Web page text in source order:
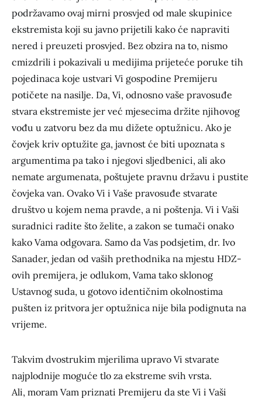
podržavamo ovaj mirni prosvjed od male skupinice
ekstremista koji su javno prijetili kako će napraviti
nered i preuzeti prosvjed. Bez obzira na to, nismo
cmizdrili i pokazivali u medijima prijeteće poruke tih
pojedinaca koje ustvari Vi gospodine Premijeru
potičete na nasilje. Da, Vi, odnosno vaše pravosuđe
stvara ekstremiste jer već mjesecima držite njihovog
vođu u zatvoru bez da mu dižete optužnicu. Ako je
čovjek kriv optužite ga, javnost će biti upoznata s
argumentima pa tako i njegovi sljedbenici, ali ako
nemate argumenata, poštujete pravnu državu i pustite
čovjeka van. Ovako Vi i Vaše pravosuđe stvarate
društvo u kojem nema pravde, a ni poštenja. Vi i Vaši
suradnici radite što želite, a zakon se tumači onako
kako Vama odgovara. Samo da Vas podsjetim, dr. Ivo
Sanader, jedan od vaših prethodnika na mjestu HDZ-
ovih premijera, je odlukom, Vama tako sklonog
Ustavnog suda, u gotovo identičnim okolnostima
pušten iz pritvora jer optužnica nije bila podignuta na
vrijeme.
Takvim dvostrukim mjerilima upravo Vi stvarate
najplodnije moguće tlo za ekstreme svih vrsta.
Ali, moram Vam priznati Premijeru da ste Vi i Vaši